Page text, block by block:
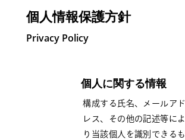
個人情報保護方針
Privacy Policy
個人に関する情報
構成する氏名、メールアド
レス、その他の記述等によ
り当該個人を識別できるも